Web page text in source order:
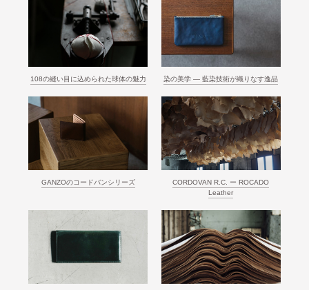
108の縫い目に込められた球体の魅力 染の美学 ― 藍染技術が織りなす逸品
GANZOのコードバンシリーズ
CORDOVAN R.C. ー ROCADO
Leather